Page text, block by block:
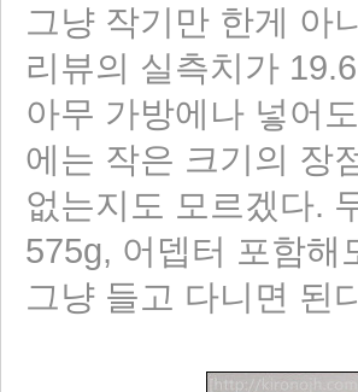
그냥 작기만 한게 아
리뷰의 실측치가
아무 가방에나 넣어
에는 작은 크기의 장
없는지도 모르겠다.
575g, 어뎁터 포함해
그냥 들고 다니면 된